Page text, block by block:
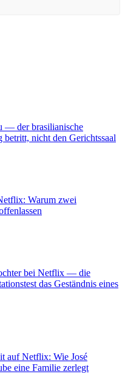
— der brasilianische
nicht den Gerichtssaal
Warum zwei
bei Netflix — die
das Geständnis eines
auf Netflix: Wie José
eine Familie zerlegt